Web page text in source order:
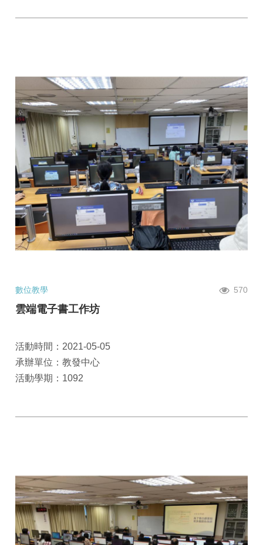
數位教學 570
雲端電子書工作坊
活動時間：2021-05-05
承辦單位：教發中心
活動學期：1092